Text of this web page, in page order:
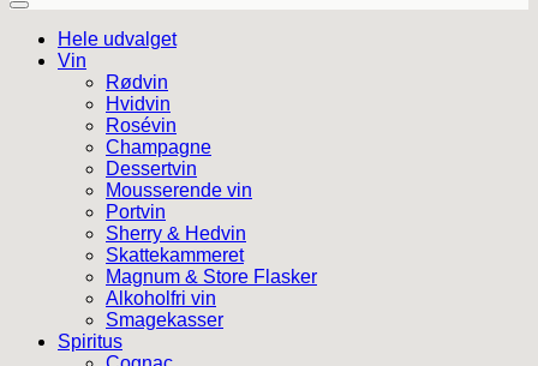
Hele udvalget
Vin
Rødvin
Hvidvin
Rosévin
Champagne
Dessertvin
Mousserende vin
Portvin
Sherry & Hedvin
Skattekammeret
Magnum & Store Flasker
Alkoholfri vin
Smagekasser
Spiritus